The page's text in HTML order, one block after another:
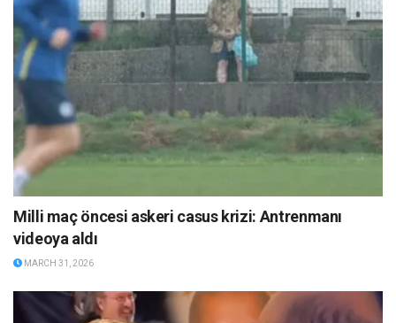
Milli maç öncesi askeri casus krizi: Antrenmanı
videoya aldı
MARCH 31, 2026